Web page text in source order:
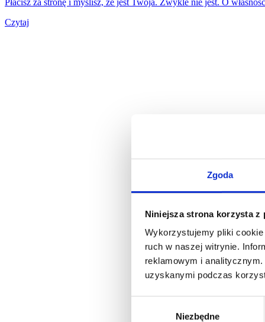
Zgoda
Niniejsza strona korzysta z
Wykorzystujemy pliki
ruch w naszej witrynie.
reklamowym i
uzyskanymi podczas
Niezbędne
Czytaj